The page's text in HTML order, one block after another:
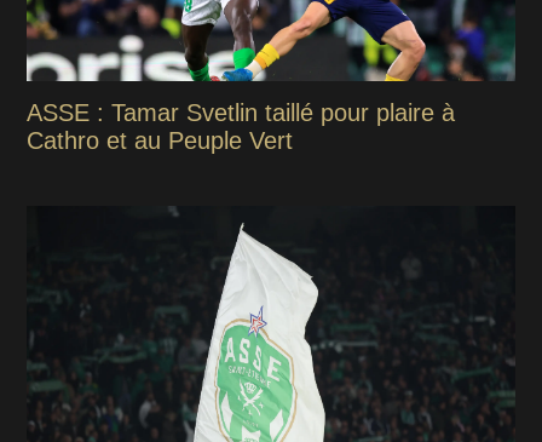
ASSE : Tamar Svetlin taillé pour plaire à
Cathro et au Peuple Vert